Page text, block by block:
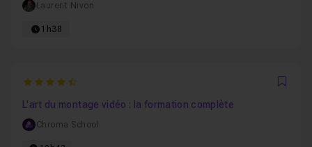
Laurent Nivon
1h38
4.625
L'art du montage vidéo : la formation complète
Chroma School